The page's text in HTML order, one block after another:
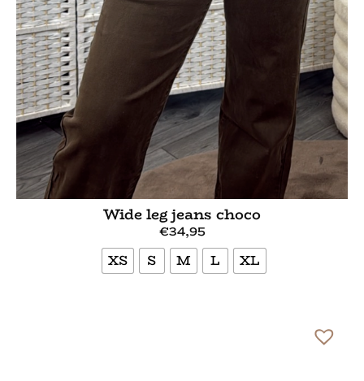
Wide leg jeans choco
€34,95
XS
S M L XL